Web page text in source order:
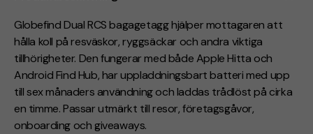
Globefind Dual RCS bagagetagg hjälper mottagaren att
hålla koll på resväskor, ryggsäckar och andra viktiga
tillhörigheter. Den fungerar med både Apple Hitta och
Android Find Hub, har uppladdningsbart batteri med upp
till sex månaders användning och laddas trådlöst på cirka
en timme. Passar utmärkt till resor, företagsgåvor,
onboarding och giveaways.